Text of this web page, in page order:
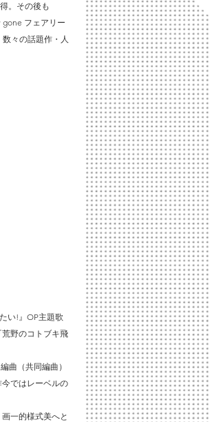
。その後も
gone フェアリー
々の話題作・人
い!』OP主題歌
野のコトブキ飛
曲（共同編曲）
ではレーベルの
一的様式美へと